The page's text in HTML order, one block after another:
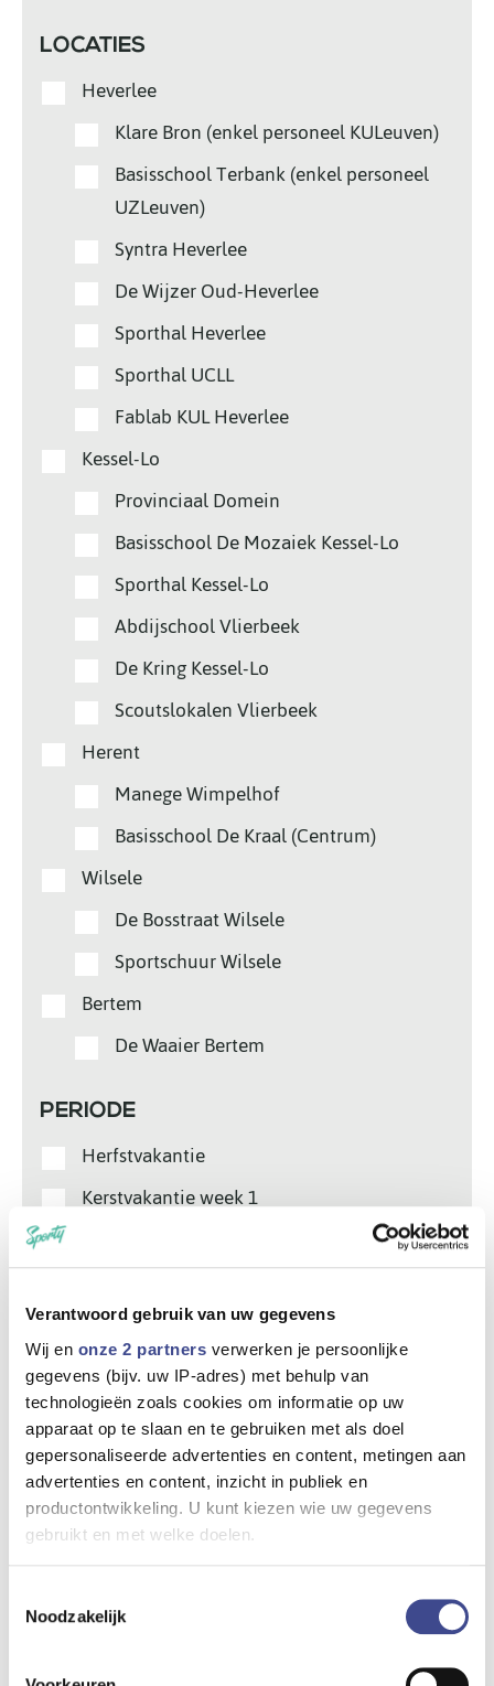
Verantwoord gebruik van uw gegevens
Wij en onze 2 partners verwerken je persoonlijke
gegevens (bijv. uw IP-adres) met behulp van
technologieën zoals cookies om informatie op uw
apparaat op te slaan en te gebruiken met als doel
gepersonaliseerde advertenties en content, metingen aan
advertenties en content, inzicht in publiek en
productontwikkeling. U kunt kiezen wie uw gegevens
gebruikt en met welke doelen.
Informatie verzamelen over uw geografische locatie,
Uw apparaat identificeren door het actief te scannen
Noodzakelijk
LOCATIES
Heverlee
Klare Bron (enkel personeel KULeuven)
Basisschool Terbank (enkel personeel
UZLeuven)
Syntra Heverlee
De Wijzer Oud-Heverlee
Sporthal Heverlee
Sporthal UCLL
Fablab KUL Heverlee
Kessel-Lo
Provinciaal Domein
Basisschool De Mozaiek Kessel-Lo
Sporthal Kessel-Lo
Abdijschool Vlierbeek
De Kring Kessel-Lo
Scoutslokalen Vlierbeek
Herent
Manege Wimpelhof
Basisschool De Kraal (Centrum)
Wilsele
De Bosstraat Wilsele
Sportschuur Wilsele
Bertem
De Waaier Bertem
PERIODE
Herfstvakantie
Kerstvakantie week 1
Paasvakantie week 1
Paasvakantie week 2
Zomer 1
Zomer 2
Zomer 3
Zomer 4
Zomer 6